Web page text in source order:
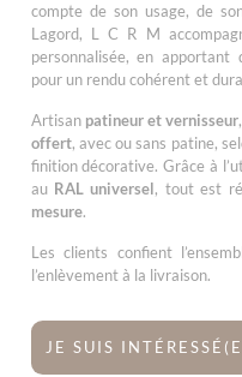
compte de son usage, de
Lagord, L C R M
personnalisée, en apportant
pour un rendu cohérent et
Artisan patineur et vernisseur
offert, avec ou sans patine,
finition décorative. Grâce à
au RAL universel, tout est
mesure.
Les clients confient
l’enlèvement à la livraison.
JE SUIS